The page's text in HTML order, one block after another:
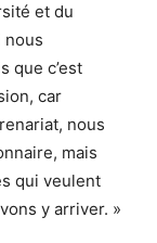
et du
nous
que c’est
car
nous
mais
qui veulent
y arriver. »